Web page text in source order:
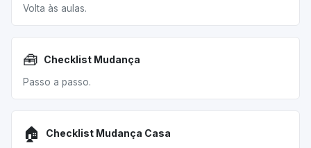
Volta às aulas.
🧰 Checklist Mudança
Passo a passo.
🏠 Checklist Mudança Casa